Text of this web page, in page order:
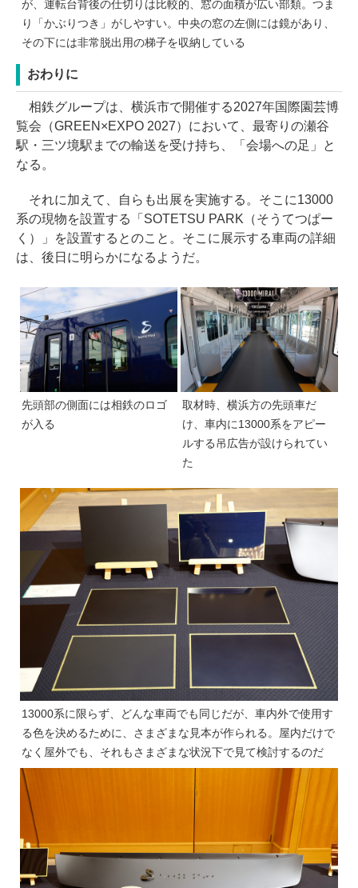
が、運転台背後の仕切りは比較的、窓の面積が広い部類。つま
り「かぶりつき」がしやすい。中央の窓の左側には鏡があり、
その下には非常脱出用の梯子を収納している
おわりに
相鉄グループは、横浜市で開催する2027年国際園芸博
覧会（GREEN×EXPO 2027）において、最寄りの瀬谷
駅・三ツ境駅までの輸送を受け持ち、「会場への足」と
なる。
それに加えて、自らも出展を実施する。そこに13000
系の現物を設置する「SOTETSU PARK（そうてつぱー
く）」を設置するとのこと。そこに展示する車両の詳細
は、後日に明らかになるようだ。
先頭部の側面には相鉄のロゴ
が入る
取材時、横浜方の先頭車だ
け、車内に13000系をアピー
ルする吊広告が設けられてい
た
13000系に限らず、どんな車両でも同じだが、車内外で使用す
る色を決めるために、さまざまな見本が作られる。屋内だけで
なく屋外でも、それもさまざまな状況下で見て検討するのだ